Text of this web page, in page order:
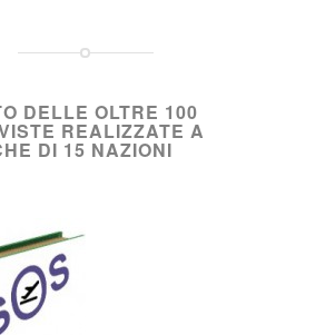
DELLE OLTRE 100
REALIZZATE A
DI 15 NAZIONI